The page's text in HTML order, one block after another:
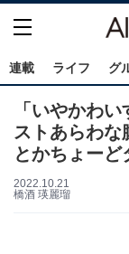
連載 ライフ グ
「いやかわ
ストあらわな
とかちょーど
2022.10.21
橋酒 瑛麗瑠